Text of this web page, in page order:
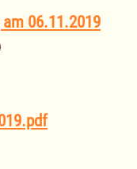
06.11.2019